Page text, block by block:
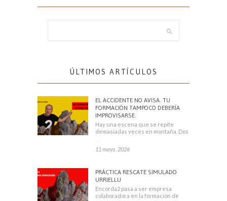
ÚLTIMOS ARTÍCULOS
EL ACCIDENTE NO AVISA. TU
FORMACIÓN TAMPOCO DEBERÍA
IMPROVISARSE.
Hay una escena que se repite
demasiadas veces en montaña. Dos
11 mayo, 2026
PRÁCTICA RESCATE SIMULADO
URRIELLU
Encorda2 pasa a ser empresa
colaboradora en la formación de